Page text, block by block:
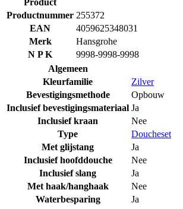
Productnummer 255372
EAN
4059625348031
Merk
Hansgrohe
N P K
9998-9998-9998
Algemeen
Kleurfamilie
Zilver
Bevestigingsmethode
Opbouw
Inclusief bevestigingsmateriaal Ja
Inclusief kraan
Nee
Type
Doucheset
Met glijstang
Ja
Inclusief hoofddouche
Nee
Inclusief slang
Ja
Met haak/hanghaak
Nee
Waterbesparing
Ja